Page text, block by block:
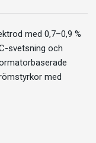
med 0,7–0,9 %
svetsning och
med